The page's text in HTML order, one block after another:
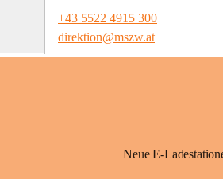
+43 5522 4915 300
direktion@mszw.at